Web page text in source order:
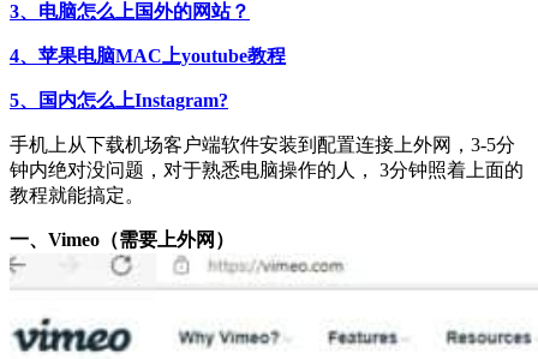
3、电脑怎么上国外的网站？
4、苹果电脑MAC上youtube教程
5、国内怎么上Instagram?
手机上从下载机场客户端软件安装到配置连接上外网，3-5分
钟内绝对没问题，对于熟悉电脑操作的人， 3分钟照着上面的
教程就能搞定。
一、Vimeo（需要上外网 ）